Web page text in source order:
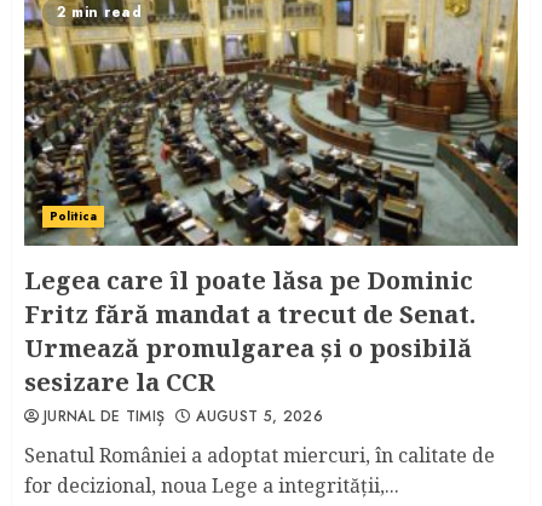
2 min read
Politica
Legea care îl poate lăsa pe Dominic
Fritz fără mandat a trecut de Senat.
Urmează promulgarea și o posibilă
sesizare la CCR
JURNAL DE TIMIȘ AUGUST 5, 2026
Senatul României a adoptat miercuri, în calitate de
for decizional, noua Lege a integrității,...